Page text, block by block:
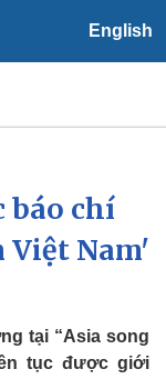
English
tiết
báo chí
Việt Nam'
tại “Asia song
tục được giới